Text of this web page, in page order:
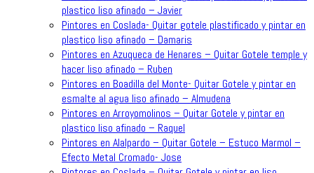
plastico liso afinado – Javier
Pintores en Coslada- Quitar gotele plastificado y pintar en
plastico liso afinado – Damaris
Pintores en Azuqueca de Henares – Quitar Gotele temple y
hacer liso afinado – Ruben
Pintores en Boadilla del Monte- Quitar Gotele y pintar en
esmalte al agua liso afinado – Almudena
Pintores en Arroyomolinos – Quitar Gotele y pintar en
plastico liso afinado – Raquel
Pintores en Alalpardo – Quitar Gotele – Estuco Marmol –
Efecto Metal Cromado- Jose